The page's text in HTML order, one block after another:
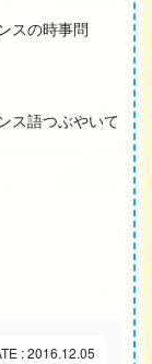
スの時事問
ス語つぶやいて
: 2016.12.05